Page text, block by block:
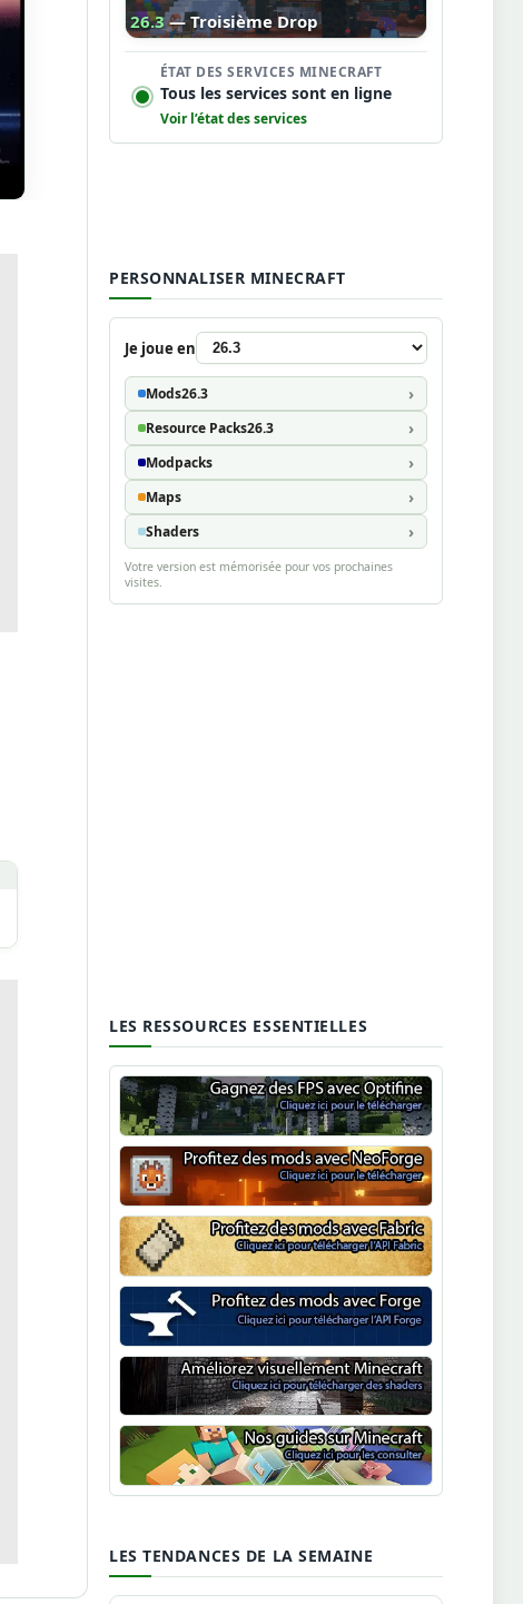
26.3 — Troisième Drop
ÉTAT DES SERVICES MINECRAFT
Tous les services sont en ligne
Voir l’état des services
PERSONNALISER MINECRAFT
Je joue en
Mods26.3
Resource Packs26.3
Modpacks
Maps
Shaders
Votre version est mémorisée pour vos prochaines
visites.
LES RESSOURCES ESSENTIELLES
Optifine
NeoForge
Minecraft Fabric
Minecraft Forge
Shaders Minecraft
Guide Minecraft
LES TENDANCES DE LA SEMAINE